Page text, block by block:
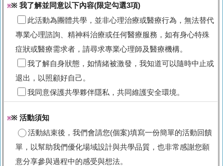
※※ 我了解並同意以下內容(限定勾選3項)
此活動為團體共學，並非心理治療或醫療行為，無法替代
專業心理諮詢、精神科治療或任何醫療服務，如有身心特殊
症狀或醫療需求者，請尋求專業心理師及醫療機構。
我了解自身狀態，如情緒被激發，我知道可以隨時中止或
退出，以照顧好自己。
我同意保護共學夥伴隱私，共同維護安全環境。
※※ 活動須知
活動結束後，我們會請您(個案)填寫一份簡單的活動回饋
單，以幫助我們優化場域設計與共學品質，也非常感謝您願
意分享參與過程中的感受與想法。